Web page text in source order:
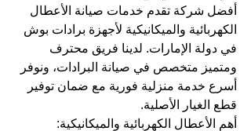
أفضل شركة تقدم خدمات صيانة الأعطال
الكهربائية والميكانيكية لأجهزة برادات بوش
في دولة الإمارات. لدينا فريق محترف
ومتميز متخصص في صيانة البرادات، ونوفر
أسرع خدمة منزلية فورية مع ضمان توفير
قطع الغيار الأصلية.
أهم الأعطال الكهربائية والميكانيكية: